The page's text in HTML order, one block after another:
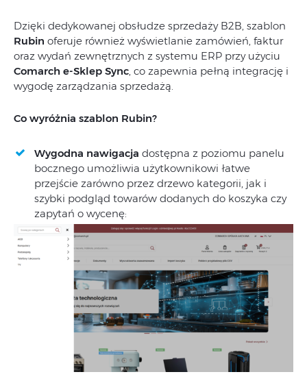
Dzięki dedykowanej obsłudze sprzedaży B2B, szablon
Rubin oferuje również wyświetlanie zamówień, faktur
oraz wydań zewnętrznych z systemu ERP przy użyciu
Comarch e-Sklep Sync, co zapewnia pełną integrację i
wygodę zarządzania sprzedażą.
Co wyróżnia szablon Rubin?
Wygodna nawigacja dostępna z poziomu panelu
bocznego umożliwia użytkownikowi łatwe
przejście zarówno przez drzewo kategorii, jak i
szybki podgląd towarów dodanych do koszyka czy
zapytań o wycenę: